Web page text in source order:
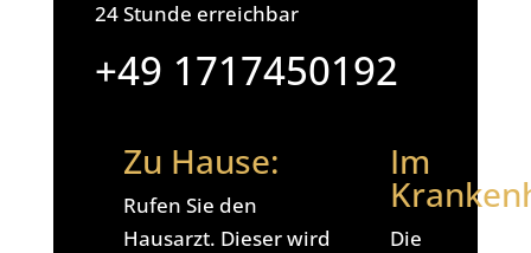
24 Stunde erreichbar
+49 1717450192
Zu Hause:
Rufen Sie den
Hausarzt. Dieser wird
Im
Die